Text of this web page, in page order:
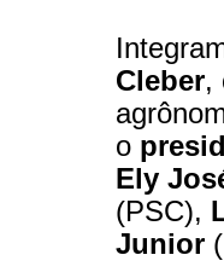
Cleber,
o
Ely
(PSC),
Junior